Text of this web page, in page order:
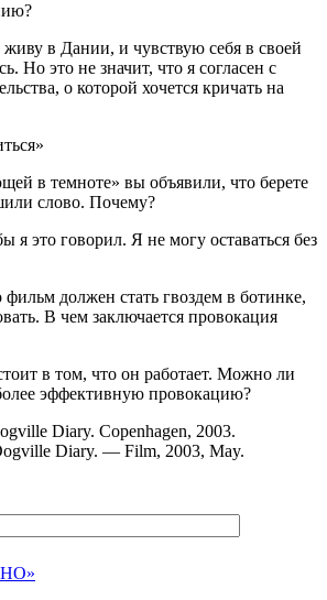
в Дании, и чувствую себя в своей
Но это не значит, что я согласен с
о которой хочется кричать на
в темноте» вы объявили, что берете
слово. Почему?
это говорил. Я не могу оставаться без
должен стать гвоздем в ботинке,
В чем заключается провокация
в том, что он работает. Можно ли
эффективную провокацию?
Diary. Copenhagen, 2003.
Diary. — Film, 2003, May.